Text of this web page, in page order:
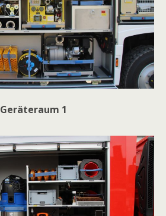
Geräteraum 1